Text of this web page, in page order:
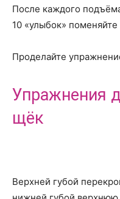
После каждого
10 «улыбок»
Проделайте
Упражнения
щёк
Верхней губой